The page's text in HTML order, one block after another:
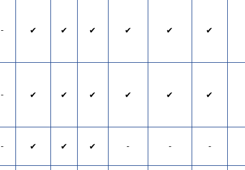
- ✔ ✔ ✔ ✔ ✔ ✔
- ✔ ✔ ✔ ✔ ✔ ✔
- ✔ ✔ ✔ - - -